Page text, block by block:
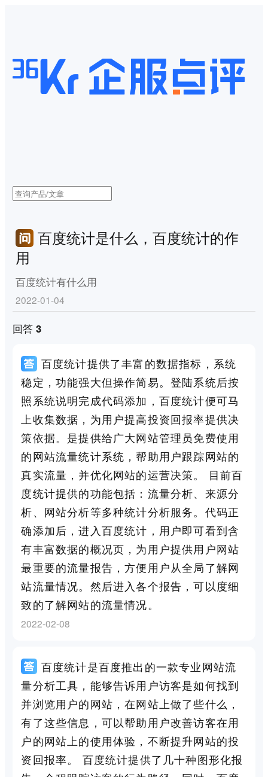
百度统计是什么，百度统计的作
用
百度统计有什么用
2022-01-04
回答 3
百度统计提供了丰富的数据指标，系统
稳定，功能强大但操作简易。登陆系统后按
照系统说明完成代码添加，百度统计便可马
上收集数据，为用户提高投资回报率提供决
策依据。是提供给广大网站管理员免费使用
的网站流量统计系统，帮助用户跟踪网站的
真实流量，并优化网站的运营决策。 目前百
度统计提供的功能包括：流量分析、来源分
析、网站分析等多种统计分析服务。代码正
确添加后，进入百度统计，用户即可看到含
有丰富数据的概况页，为用户提供用户网站
最重要的流量报告，方便用户从全局了解网
站流量情况。然后进入各个报告，可以度细
致的了解网站的流量情况。
2022-02-08
百度统计是百度推出的一款专业网站流
量分析工具，能够告诉用户访客是如何找到
并浏览用户的网站，在网站上做了些什么，
有了这些信息，可以帮助用户改善访客在用
户的网站上的使用体验，不断提升网站的投
资回报率。 百度统计提供了几十种图形化报